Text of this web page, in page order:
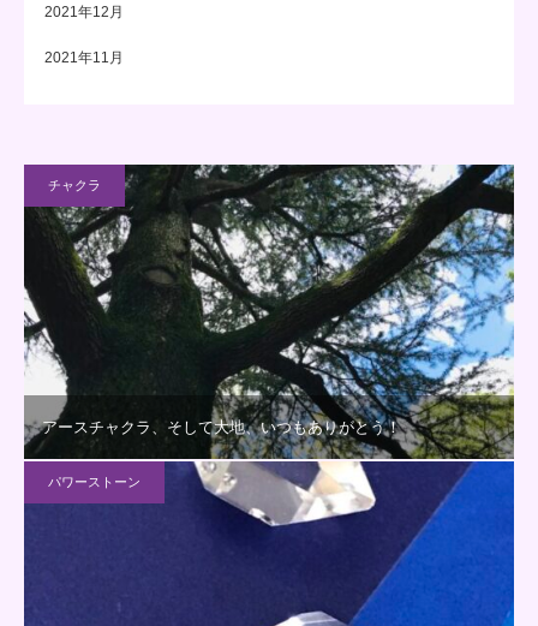
2021年12月
2021年11月
チャクラ
アースチャクラ、そして大地、いつもありがとう！
パワーストーン